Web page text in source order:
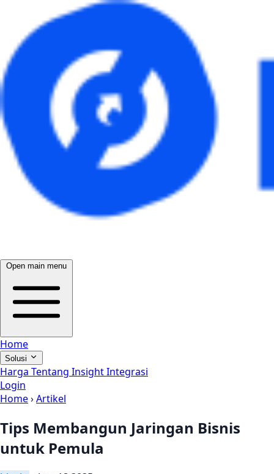
Open main menu
Home
Solusi
Harga Tentang InsightIntegrasi
Login
Home›Artikel
Tips Membangun Jaringan Bisnis
untuk Pemula